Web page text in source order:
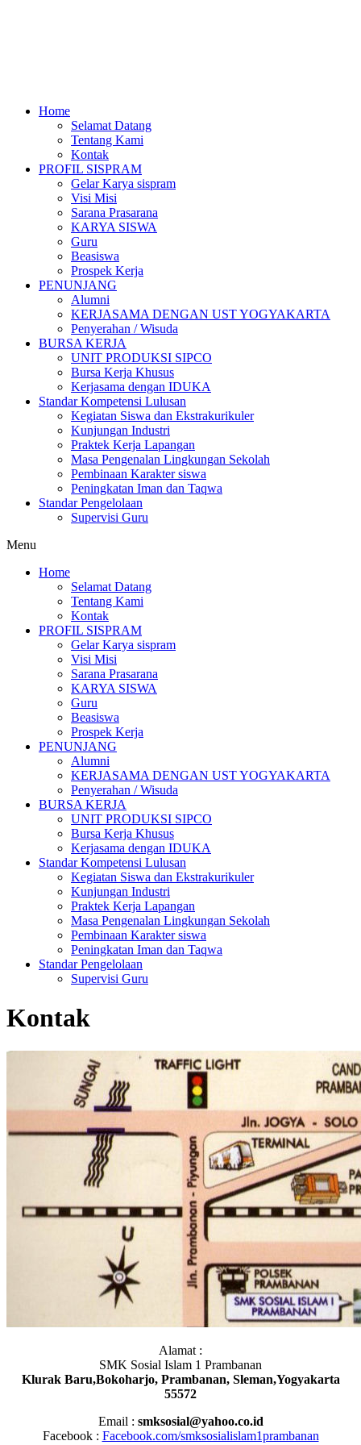
Home
Selamat Datang
Tentang Kami
Kontak
PROFIL SISPRAM
Gelar Karya sispram
Visi Misi
Sarana Prasarana
KARYA SISWA
Guru
Beasiswa
Prospek Kerja
PENUNJANG
Alumni
KERJASAMA DENGAN UST YOGYAKARTA
Penyerahan / Wisuda
BURSA KERJA
UNIT PRODUKSI SIPCO
Bursa Kerja Khusus
Kerjasama dengan IDUKA
Standar Kompetensi Lulusan
Kegiatan Siswa dan Ekstrakurikuler
Kunjungan Industri
Praktek Kerja Lapangan
Masa Pengenalan Lingkungan Sekolah
Pembinaan Karakter siswa
Peningkatan Iman dan Taqwa
Standar Pengelolaan
Supervisi Guru
Menu
Home
Selamat Datang
Tentang Kami
Kontak
PROFIL SISPRAM
Gelar Karya sispram
Visi Misi
Sarana Prasarana
KARYA SISWA
Guru
Beasiswa
Prospek Kerja
PENUNJANG
Alumni
KERJASAMA DENGAN UST YOGYAKARTA
Penyerahan / Wisuda
BURSA KERJA
UNIT PRODUKSI SIPCO
Bursa Kerja Khusus
Kerjasama dengan IDUKA
Standar Kompetensi Lulusan
Kegiatan Siswa dan Ekstrakurikuler
Kunjungan Industri
Praktek Kerja Lapangan
Masa Pengenalan Lingkungan Sekolah
Pembinaan Karakter siswa
Peningkatan Iman dan Taqwa
Standar Pengelolaan
Supervisi Guru
Kontak
Alamat :
SMK Sosial Islam 1 Prambanan
Klurak Baru,Bokoharjo, Prambanan, Sleman,Yogyakarta
55572
Email : smksosial@yahoo.co.id
Facebook : Facebook.com/smksosialislam1prambanan